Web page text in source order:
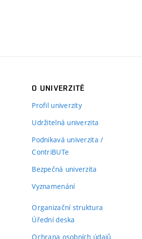
O UNIVERZITĚ
Profil univerzity
Udržitelná univerzita
Podnikavá univerzita /
ContriBUTe
Bezpečná univerzita
Vyznamenání
Organizační struktura
Úřední deska
Ochrana osobních údajů